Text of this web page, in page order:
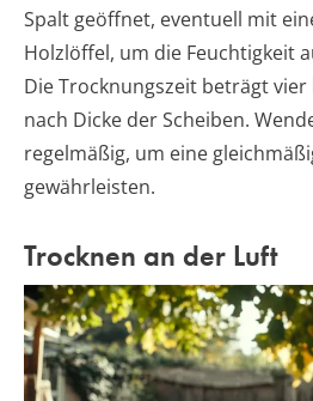
Spalt geöffnet, eventuell mit
Holzlöffel, um die Feuchtigkeit
Die Trocknungszeit beträgt vier
nach Dicke der Scheiben.
regelmäßig, um eine
gewährleisten.
Trocknen an der Luft